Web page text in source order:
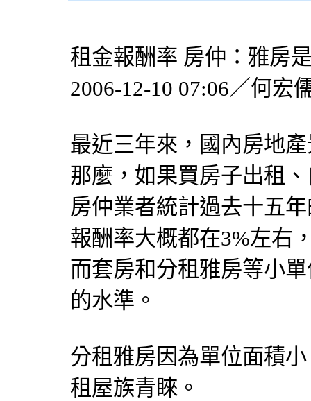
租金報酬率 房仲：雅房
2006-12-10 07:06／何宏
最近三年來，國內房地
那麼，如果買房子出租
房仲業者統計過去十五
報酬率大概都在3%左右
而套房和分租雅房等小
的水準。
分租雅房因為單位面積
租屋族青睞。